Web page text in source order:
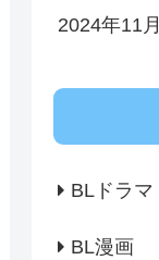
2024年11月
BLドラマ
BL漫画